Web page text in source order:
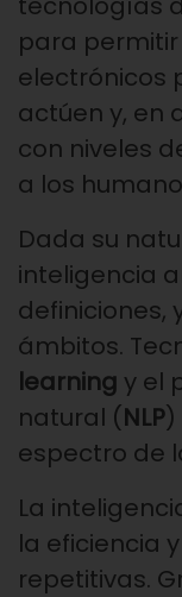
para
electrónicos
actúen y, en
con niveles
a los
Dada su
inteligencia
definiciones,
ámbitos.
learning y el
natural (NLP
espectro de
La
la eficiencia
repetitivas.